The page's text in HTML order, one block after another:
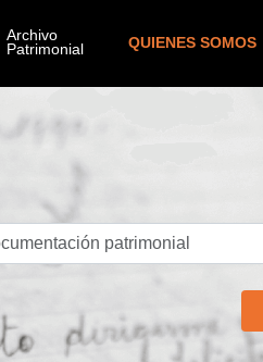
QUIENES SOMOS